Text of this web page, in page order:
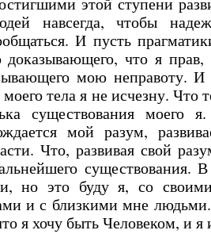
навсегда, чтобы
И пусть
доказывающего, что я
мою неправоту. И
тела я не исчезну. Что
существования моего
мой разум,
Что, развивая свой
существования.
но это буду я, со
и с близкими мне
я хочу быть Человеком, и я